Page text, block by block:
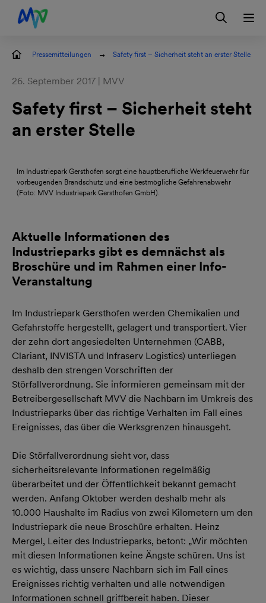
Zur Hauptnavigation springen
Zum Hauptinhalt springen
Zur Footernavigation springen
Kontakt EN Login
Pressemitteilungen Safety first – Sicherheit steht an erster Stelle
26. September 2017 | MVV
Safety first – Sicherheit steht
an erster Stelle
Im Industriepark Gersthofen sorgt eine hauptberufliche Werkfeuerwehr für
vorbeugenden Brandschutz und eine bestmögliche Gefahrenabwehr
(Foto: MVV Industriepark Gersthofen GmbH).
Aktuelle Informationen des
Industrieparks gibt es demnächst als
Broschüre und im Rahmen einer Info-
Veranstaltung
Im Industriepark Gersthofen werden Chemikalien und
Gefahrstoffe hergestellt, gelagert und transportiert. Vier
der zehn dort angesiedelten Unternehmen (CABB,
Clariant, INVISTA und Infraserv Logistics) unterliegen
deshalb den strengen Vorschriften der
Störfallverordnung. Sie informieren gemeinsam mit der
Betreibergesellschaft MVV die Nachbarn im Umkreis des
Industrieparks über das richtige Verhalten im Fall eines
Ereignisses, das über die Werksgrenzen hinausgeht.
Die Störfallverordnung sieht vor, dass
sicherheitsrelevante Informationen regelmäßig
überarbeitet und der Öffentlichkeit bekannt gemacht
werden. Anfang Oktober werden deshalb mehr als
10.000 Haushalte im Radius von zwei Kilometern um den
Industriepark die neue Broschüre erhalten. Heinz
Mergel, Leiter des Industrieparks, betont: „Wir möchten
mit diesen Informationen keine Ängste schüren. Uns ist
es wichtig, dass unsere Nachbarn sich im Fall eines
Ereignisses richtig verhalten und alle notwendigen
Informationen schnell griffbereit haben. Dieser